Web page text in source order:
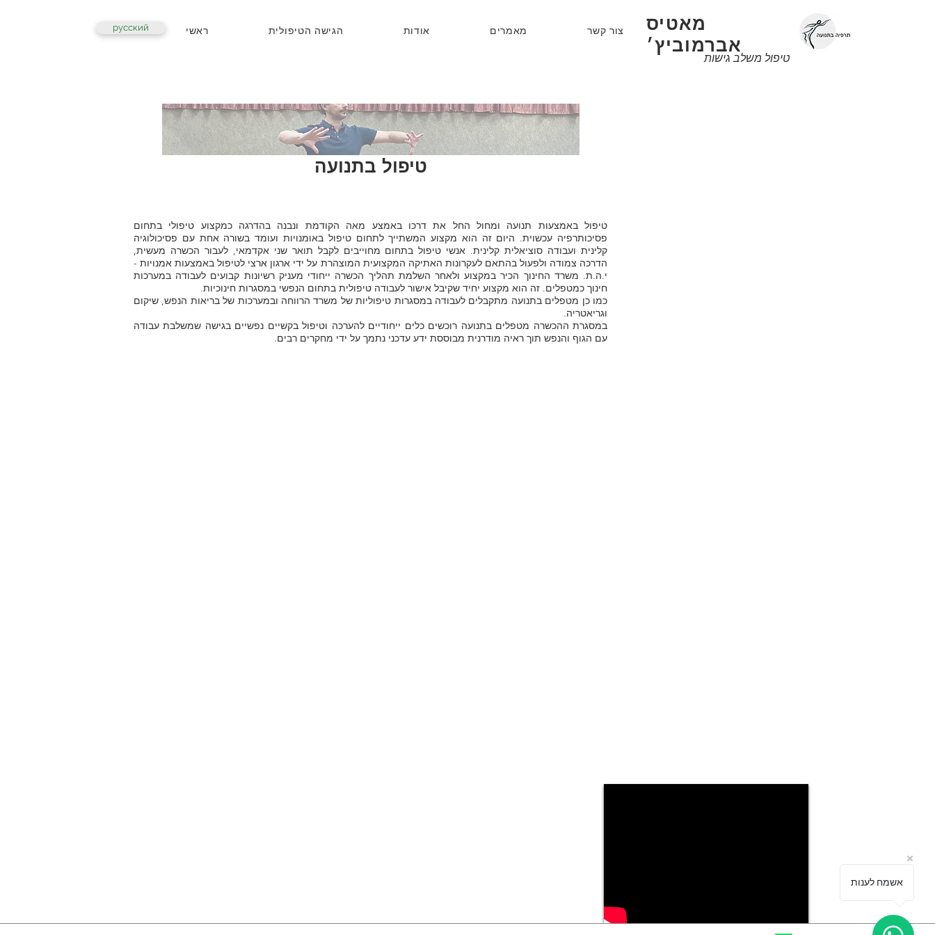
русский
מאטיס
אברמוביץ׳
טיפול משלב גישות
ראשי הגישה הטיפולית אודות מאמרים צור קשר
טיפול בתנועה
טיפול באמצעות תנועה ומחול החל את דרכו באמצע מאה הקודמת ונבנה בהדרגה כמקצוע טיפולי בתחום
פסיכותרפיה עכשוית. היום זה הוא מקצוע המשתייך לתחום טיפול באומנויות ועומד בשורה אחת עם פסיכולוגיה
קלינית ועבודה סוציאלית קלינית. אנשי טיפול בתחום מחוייבים לקבל תואר שני אקדמאי, לעבור הכשרה מעשית,
הדרכה צמודה ולפעול בהתאם לעקרונות האתיקה המקצועית המוצהרת על ידי ארגון ארצי לטיפול באמצעות אמנויות -
י.ה.ת. משרד החינוך הכיר במקצוע ולאחר השלמת תהליך הכשרה ייחודי מעניק רשיונות קבועים לעבודה במערכות
חינוך כמטפלים. זה הוא מקצוע יחיד שקיבל אישור לעבודה טיפולית בתחום הנפשי במסגרות חינוכיות.
כמו כן מטפלים בתנועה מתקבלים לעבודה במסגרות טיפוליות של משרד הרווחה ובמערכות של בריאות הנפש, שיקום
וגריאטריה.
במסגרת ההכשרה מטפלים בתנועה רוכשים כלים ייחודיים להערכה וטיפול בקשיים נפשיים בגישה שמשלבת עבודה
עם הגוף והנפש תוך ראיה מודרנית מבוססת ידע עדכני נתמך על ידי מחקרים רבים.
אשמח לענות